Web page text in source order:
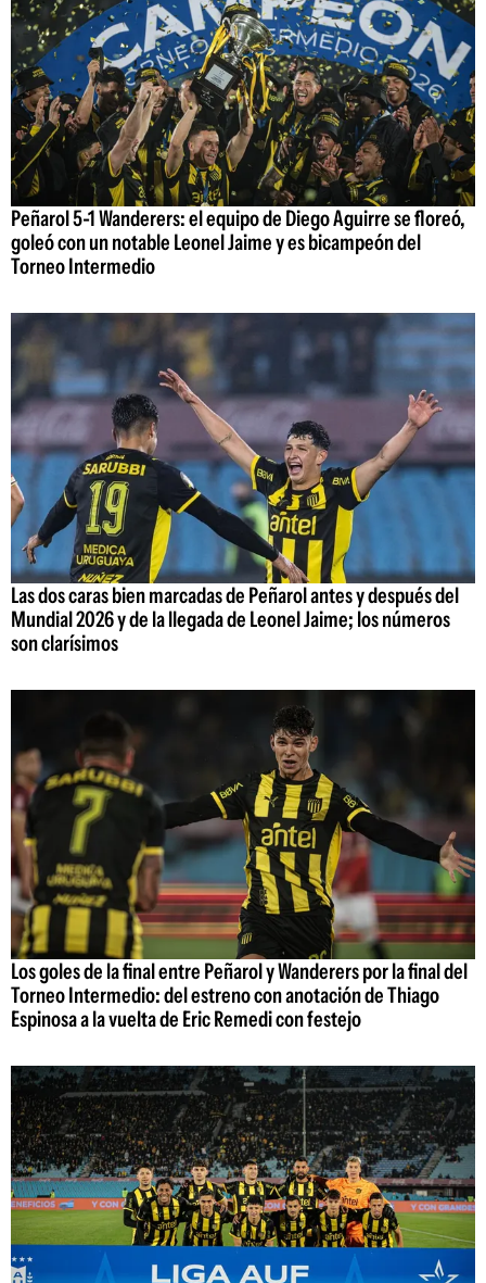
Peñarol 5-1 Wanderers: el equipo de Diego Aguirre se floreó,
goleó con un notable Leonel Jaime y es bicampeón del
Torneo Intermedio
Las dos caras bien marcadas de Peñarol antes y después del
Mundial 2026 y de la llegada de Leonel Jaime; los números
son clarísimos
Los goles de la final entre Peñarol y Wanderers por la final del
Torneo Intermedio: del estreno con anotación de Thiago
Espinosa a la vuelta de Eric Remedi con festejo